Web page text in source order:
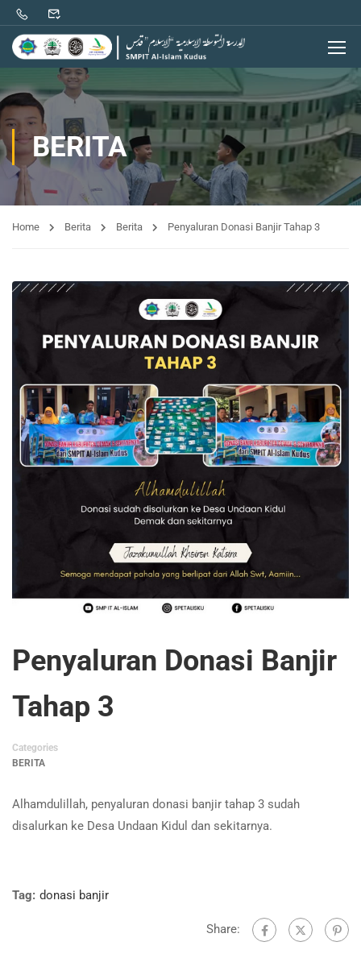
BERITA
Home Berita Berita Penyaluran Donasi Banjir Tahap 3
Penyaluran Donasi Banjir
Tahap 3
Categories
BERITA
Alhamdulillah, penyaluran donasi banjir tahap 3 sudah
disalurkan ke Desa Undaan Kidul dan sekitarnya.
Tag: donasi banjir
Share: